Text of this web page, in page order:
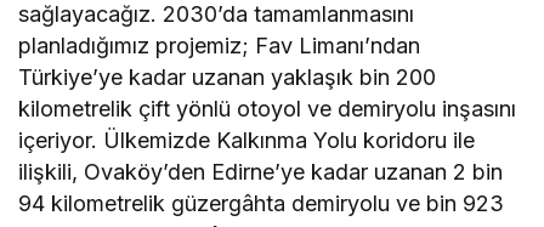
sağlayacağız. 2030’da tamamlanmasını
planladığımız projemiz; Fav Limanı’ndan
Türkiye’ye kadar uzanan yaklaşık bin 200
kilometrelik çift yönlü otoyol ve demiryolu inşasını
içeriyor. Ülkemizde Kalkınma Yolu koridoru ile
ilişkili, Ovaköy’den Edirne’ye kadar uzanan 2 bin
94 kilometrelik güzergâhta demiryolu ve bin 923